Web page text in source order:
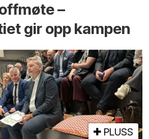
–
gir opp kampen
PLUSS